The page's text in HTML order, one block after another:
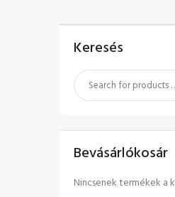
Keresés
Bevásárlókosár
Nincsenek termékek a